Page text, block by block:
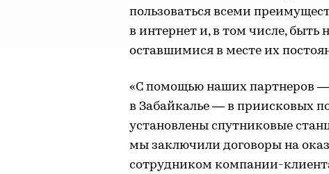
пользоваться всеми
в интернет и, в том числе,
оставшимися в месте их
«С помощью наших партнеров
в Забайкалье — в приисковых
установлены спутниковые
мы заключили договоры на
сотрудником компании-